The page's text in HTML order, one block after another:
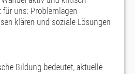
uns: Problemlagen
klären und soziale Lösungen
Bildung bedeutet, aktuelle